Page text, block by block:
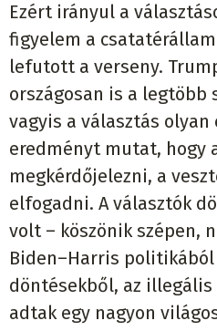
Ezért irányul a
figyelem a
lefutott a verseny.
országosan is a legtöbb
vagyis a választás
eredményt mutat, hogy
megkérdőjelezni, a
elfogadni. A választók
volt – köszönik szépen,
Biden–Harris politikából
döntésekből, az
adtak egy nagyon